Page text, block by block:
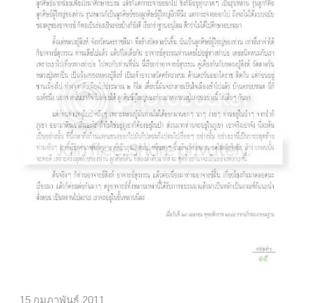
15 กุมภาพันธ์ 2011